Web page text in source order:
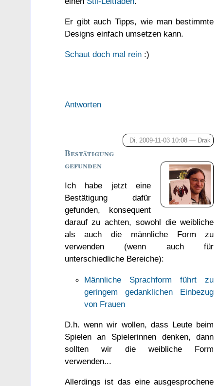
Er gibt auch Tipps, wie man bestimmte
Designs einfach umsetzen kann.
Schaut doch mal rein:)
Antworten
Di, 2009-11-03 10:08 — Drak
Bestätigung
gefunden
Ich habe jetzt eine
Bestätigung dafür
gefunden, konsequent
darauf zu achten, sowohl die weibliche
als auch die männliche Form zu
verwenden (wenn auch für
unterschiedliche Bereiche):
Männliche Sprachform führt zu
geringem gedanklichen Einbezug
von Frauen
D.h. wenn wir wollen, dass Leute beim
Spielen an Spielerinnen denken, dann
sollten wir die weibliche Form
verwenden...
Allerdings ist das eine ausgesprochene